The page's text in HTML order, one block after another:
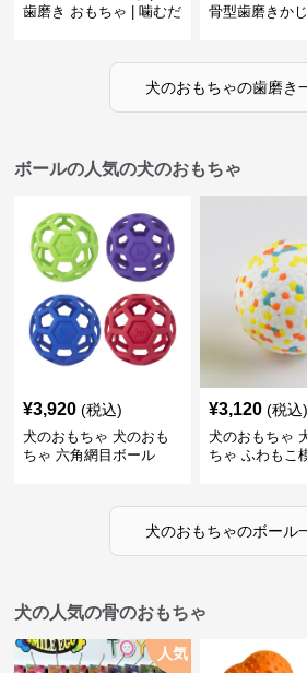
歯磨き おもちゃ | 噛むだ
骨型歯磨きか
犬のおもちゃの歯磨き
ボールの人気の犬のおもちゃ
¥3,920 (税込)
犬のおもちゃ 犬のおも
ちゃ 六角網目ボール
¥3,120 (税込)
犬のおもちゃ
ちゃ ふわもこ
犬のおもちゃのボール
犬の人気の骨のおもちゃ
人気